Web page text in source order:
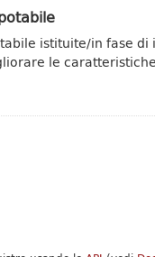
istituite/in fase di
le